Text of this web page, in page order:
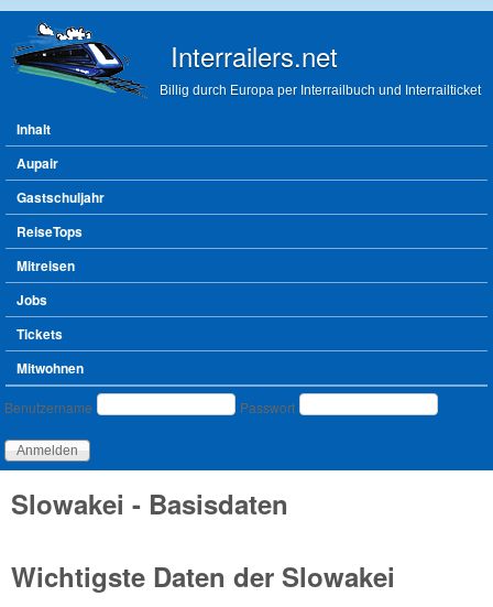
Interrailers.net
Billig durch Europa per Interrailbuch und Interrailticket
Hauptmenü
Inhalt
Aupair
Gastschuljahr
ReiseTops
Mitreisen
Jobs
Tickets
Mitwohnen
Benutzeranmeldung
Benutzername Passwort
Slowakei - Basisdaten
Wichtigste Daten der Slowakei